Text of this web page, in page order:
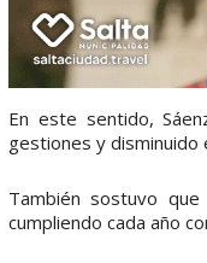
En este sentido,
gestiones y disminuido
También sostuvo
cumpliendo cada año